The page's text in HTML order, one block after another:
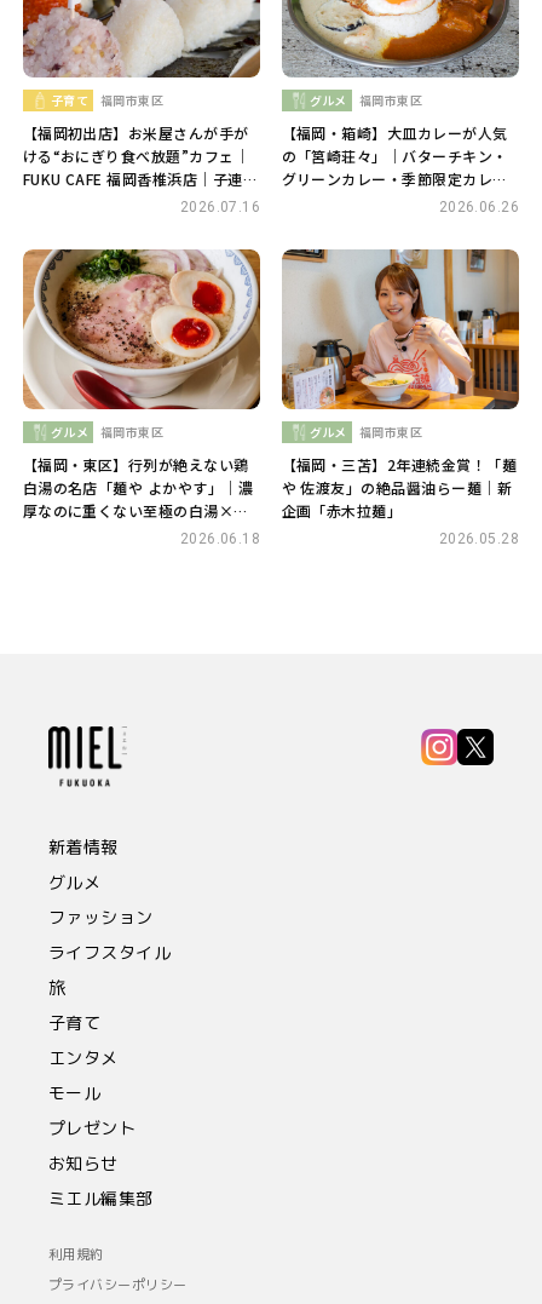
子育て 福岡市東区
【福岡初出店】お米屋さんが手が
ける“おにぎり食べ放題”カフェ｜
FUKU CAFE 福岡香椎浜店｜子連れ
にもやさしいランチスポット2026.07.16
グルメ 福岡市東区
【福岡・箱崎】大皿カレーが人気
の「筥崎荘々」｜バターチキン・
グリーンカレー・季節限定カレー
が楽しめるカフェ風カレー店2026.06.26
グルメ 福岡市東区
【福岡・東区】行列が絶えない鶏
白湯の名店「麺や よかやす」｜濃
厚なのに重くない至極の白湯×背
2026.06.18
グルメ 福岡市東区
【福岡・三苫】2年連続金賞！「麺
や 佐渡友」の絶品醤油らー麺｜新
企画「赤木拉麺」
2026.05.28
新着情報
グルメ
ファッション
ライフスタイル
旅
子育て
エンタメ
モール
プレゼント
お知らせ
ミエル編集部
利用規約
プライバシーポリシー